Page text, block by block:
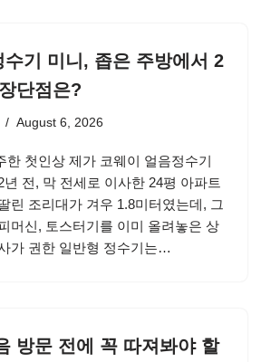
수기 미니, 좁은 주방에서 2
단점은?
August 6, 2026
한 첫인상 제가 코웨이 얼음정수기
전, 막 전세로 이사한 24평 아파트
린 조리대가 겨우 1.8미터였는데, 그
머신, 토스터기를 이미 올려놓은 상
가 권한 일반형 정수기는…
방문 전에 꼭 따져봐야 할